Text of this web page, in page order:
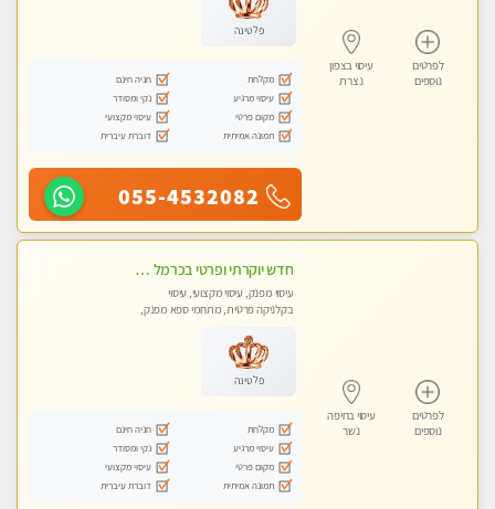
לפרטים
נוספים
עיסוי בצפון
נצרת
פלטינה
מקלחת
חניה חינם
עיסוי מרגיע
נקי ומסודר
מקום פרטי
עיסוי מקצועי
תמונה אמיתית
דוברת עיברית
055-4532082
לפרטים
נוספים
עיסוי בחיפה
נשר
חדש יוקרתי ופרטי בכרמל חיפה! פנקו את עצמכם ברוגע פינוק וחוויה בלתי נשכחת באווירה נעימה ...ללא מין !
עיסוי מפנק, עיסוי מקצועי, עיסוי
בקלניקה פרטית, מתחמי ספא מפנק,
פלטינה
מקלחת
חניה חינם
עיסוי מרגיע
נקי ומסודר
מקום פרטי
עיסוי מקצועי
תמונה אמיתית
דוברת עיברית